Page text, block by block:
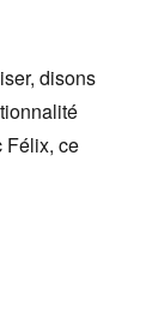
disons
Félix, ce